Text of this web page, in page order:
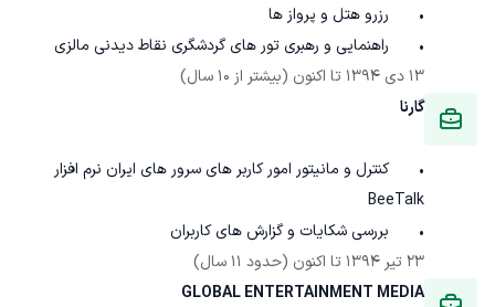
•	راهنمایی و رهبری تور های گردشگری نقاط دیدنی مالزی
13 دی 1394
تا اکنون (بیشتر از 10 سال)
گارنا
•	کنترل و مانیتور امور کاربر های سرور های ایران نرم افزار
•	بررسی شکایات و گزارش های کاربران
23 تیر 1394
تا اکنون (حدود 11 سال)
GLOBAL ENTERTAINMENT MEDIA